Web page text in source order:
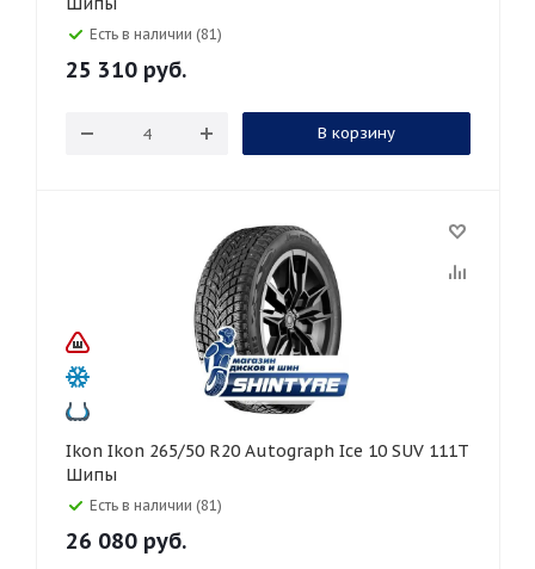
Есть в наличии (81)
25 310 руб.
В корзину
Ikon Ikon 265/50 R20 Autograph Ice 10 SUV 111T
Шипы
Есть в наличии (81)
26 080 руб.